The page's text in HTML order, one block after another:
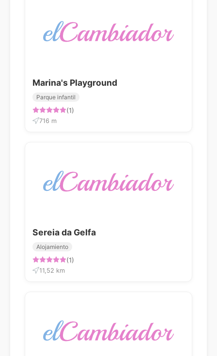
Marina's Playground
Parque infantil
(1)
716 m
Sereia da Gelfa
Alojamiento
(1)
11,52 km